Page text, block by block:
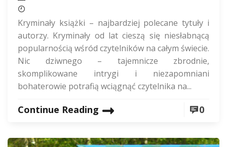
Kryminały książki – najbardziej polecane tytuły i
autorzy. Kryminały od lat cieszą się niesłabnącą
popularnością wśród czytelników na całym świecie.
Nic dziwnego – tajemnicze zbrodnie,
skomplikowane intrygi i niezapomniani
bohaterowie potrafią wciągnąć czytelnika na...
Continue Reading 0